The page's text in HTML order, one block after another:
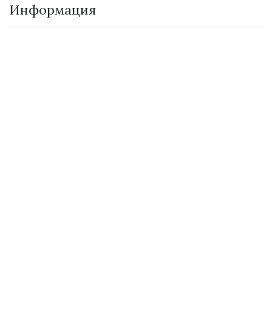
Информация